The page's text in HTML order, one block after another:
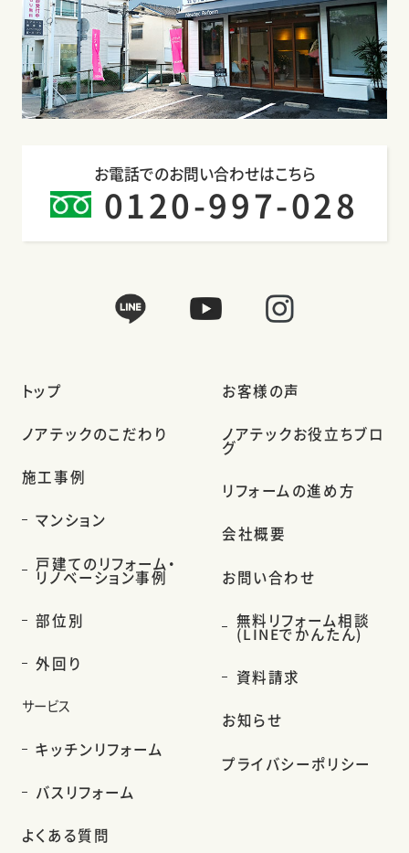
お電話でのお問い合わせはこちら
0120-997-028
トップ
ノアテックのこだわり
施工事例
マンション
戸建てのリフォーム・
リノベーション事例
部位別
外回り
サービス
キッチンリフォーム
バスリフォーム
よくある質問
お客様の声
ノアテックお役立ちブロ
グ
リフォームの進め方
会社概要
お問い合わせ
無料リフォーム相談
(LINEでかんたん)
資料請求
お知らせ
プライバシーポリシー